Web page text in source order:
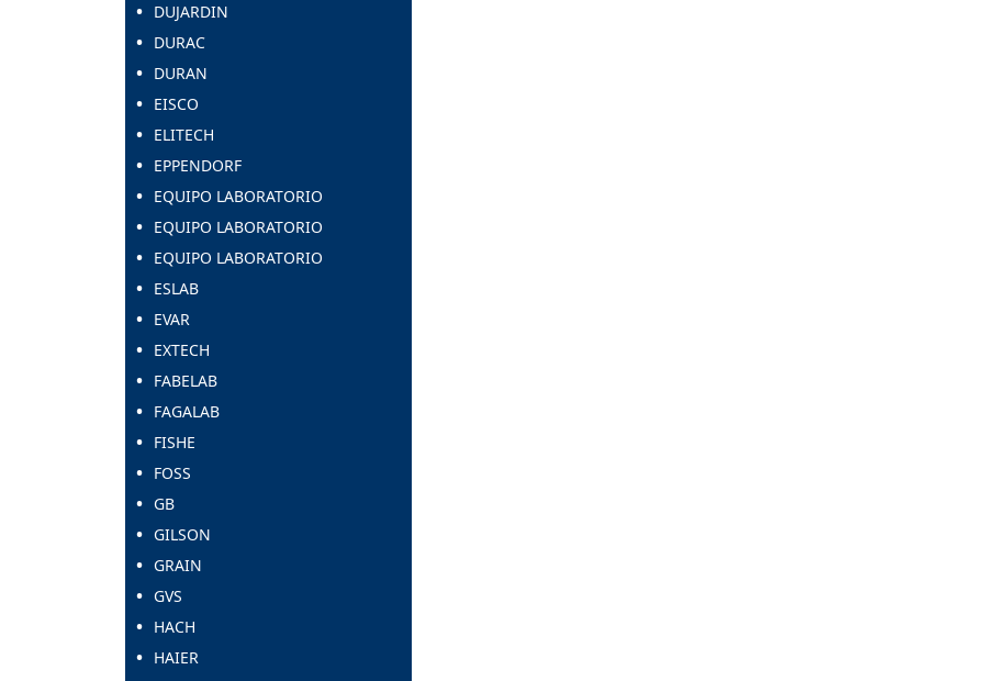
DUJARDIN
DURAC
DURAN
EISCO
ELITECH
EPPENDORF
EQUIPO LABORATORIO
EQUIPO LABORATORIO
EQUIPO LABORATORIO
ESLAB
EVAR
EXTECH
FABELAB
FAGALAB
FISHE
FOSS
GB
GILSON
GRAIN
GVS
HACH
HAIER